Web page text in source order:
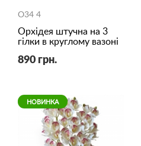
O34 4
Орхідея штучна на 3
гілки в круглому вазоні
890 грн.
НОВИНКА